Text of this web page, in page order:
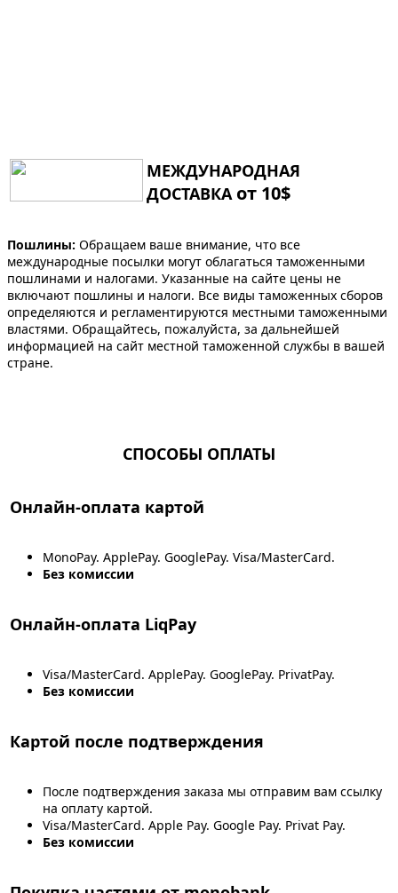
МЕЖДУНАРОДНАЯ
ДОСТАВКА от 10$
Пошлины: Обращаем ваше внимание, что все
международные посылки могут облагаться таможенными
пошлинами и налогами. Указанные на сайте цены не
включают пошлины и налоги. Все виды таможенных сборов
определяются и регламентируются местными таможенными
властями. Обращайтесь, пожалуйста, за дальнейшей
информацией на сайт местной таможенной службы в вашей
стране.
СПОСОБЫ ОПЛАТЫ
Онлайн-оплата картой
MonoPay. ApplePay. GooglePay. Visa/MasterCard.
Без комиссии
Онлайн-оплата LiqPay
Visa/MasterCard. ApplePay. GooglePay. PrivatPay.
Без комиссии
Картой после подтверждения
После подтверждения заказа мы отправим вам ссылку
на оплату картой.
Visa/MasterCard. Apple Pay. Google Pay. Privat Pay.
Без комиссии